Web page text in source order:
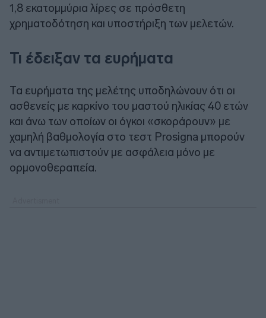
1,8 εκατομμύρια λίρες σε πρόσθετη
χρηματοδότηση και υποστήριξη των μελετών.
Τι έδειξαν τα ευρήματα
Τα ευρήματα της μελέτης υποδηλώνουν ότι οι
ασθενείς με καρκίνο του μαστού ηλικίας 40 ετών
και άνω των οποίων οι όγκοι «σκοράρουν» με
χαμηλή βαθμολογία στο τεστ Prosigna μπορούν
να αντιμετωπιστούν με ασφάλεια μόνο με
ορμονοθεραπεία.